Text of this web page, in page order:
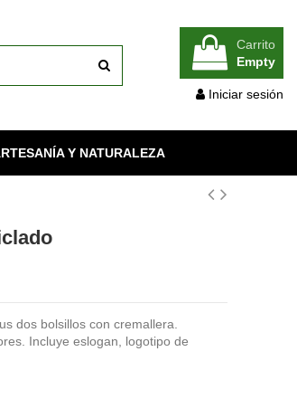
Carrito
Empty
Iniciar sesión
Y NATURALEZA
dos bolsillos con cremallera.
Incluye eslogan, logotipo de